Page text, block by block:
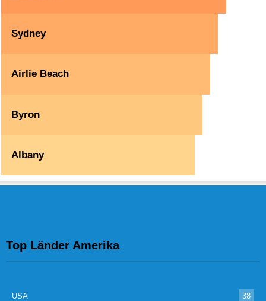
Sydney
Airlie Beach
Byron
Albany
Top Länder Amerika
USA 38